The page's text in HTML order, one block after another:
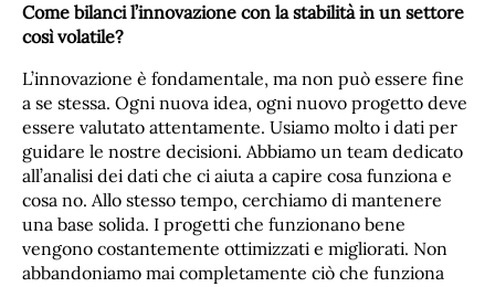
Come bilanci l’innovazione con la stabilità in un settore
così volatile?
L’innovazione è fondamentale, ma non può essere fine
a se stessa. Ogni nuova idea, ogni nuovo progetto deve
essere valutato attentamente. Usiamo molto i dati per
guidare le nostre decisioni. Abbiamo un team dedicato
all’analisi dei dati che ci aiuta a capire cosa funziona e
cosa no. Allo stesso tempo, cerchiamo di mantenere
una base solida. I progetti che funzionano bene
vengono costantemente ottimizzati e migliorati. Non
abbandoniamo mai completamente ciò che funziona